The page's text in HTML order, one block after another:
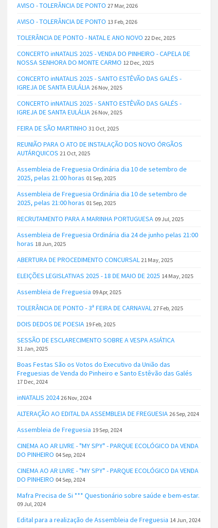
AVISO - TOLERÂNCIA DE PONTO 27 Mar, 2026
AVISO - TOLERÂNCIA DE PONTO 13 Feb, 2026
TOLERÂNCIA DE PONTO - NATAL E ANO NOVO 22 Dec, 2025
CONCERTO inNATALIS 2025 - VENDA DO PINHEIRO - CAPELA DE
NOSSA SENHORA DO MONTE CARMO 12 Dec, 2025
CONCERTO inNATALIS 2025 - SANTO ESTÊVÃO DAS GALÉS -
IGREJA DE SANTA EULÁLIA 26 Nov, 2025
CONCERTO inNATALIS 2025 - SANTO ESTÊVÃO DAS GALÉS -
IGREJA DE SANTA EULÁLIA 26 Nov, 2025
FEIRA DE SÃO MARTINHO 31 Oct, 2025
REUNIÃO PARA O ATO DE INSTALAÇÃO DOS NOVO ÓRGÃOS
AUTÁRQUICOS 21 Oct, 2025
Assembleia de Freguesia Ordinária dia 10 de setembro de
2025, pelas 21:00 horas 01 Sep, 2025
Assembleia de Freguesia Ordinária dia 10 de setembro de
2025, pelas 21:00 horas 01 Sep, 2025
RECRUTAMENTO PARA A MARINHA PORTUGUESA 09 Jul, 2025
Assembleia de Freguesia Ordinária dia 24 de junho pelas 21:00
horas 18 Jun, 2025
ABERTURA DE PROCEDIMENTO CONCURSAL 21 May, 2025
ELEIÇÕES LEGISLATIVAS 2025 - 18 DE MAIO DE 2025 14 May, 2025
Assembleia de Freguesia 09 Apr, 2025
TOLERÂNCIA DE PONTO - 3ª FEIRA DE CARNAVAL 27 Feb, 2025
DOIS DEDOS DE POESIA 19 Feb, 2025
SESSÃO DE ESCLARECIMENTO SOBRE A VESPA ASIÁTICA
31 Jan, 2025
Boas Festas São os Votos do Executivo da União das
Freguesias de Venda do Pinheiro e Santo Estêvão das Galés
17 Dec, 2024
inNATALIS 2024 26 Nov, 2024
ALTERAÇÃO AO EDITAL DA ASSEMBLEIA DE FREGUESIA 26 Sep, 2024
Assembleia de Freguesia 19 Sep, 2024
CINEMA AO AR LIVRE - "MY SPY" - PARQUE ECOLÓGICO DA VENDA
DO PINHEIRO 04 Sep, 2024
CINEMA AO AR LIVRE - "MY SPY" - PARQUE ECOLÓGICO DA VENDA
DO PINHEIRO 04 Sep, 2024
Mafra Precisa de Si *** Questionário sobre saúde e bem-estar.
09 Jul, 2024
Edital para a realização de Assembleia de Freguesia 14 Jun, 2024